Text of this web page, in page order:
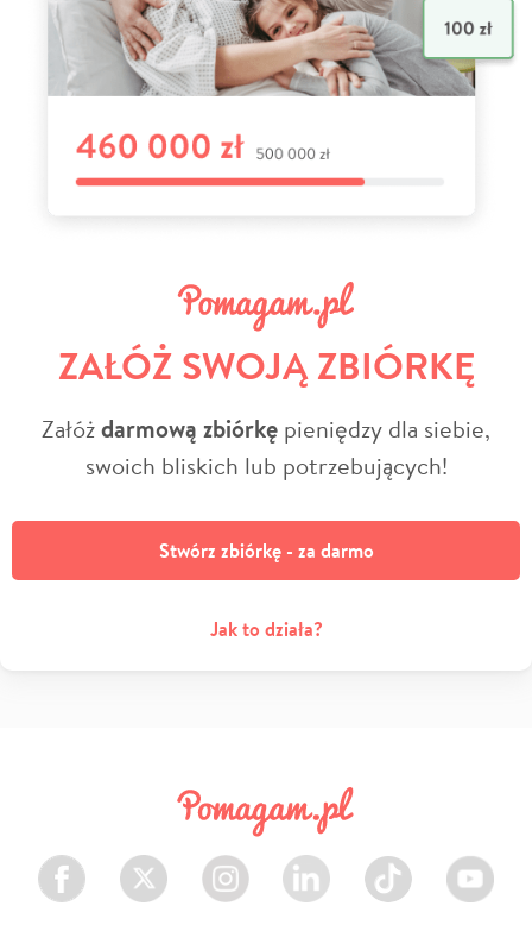
ZAŁÓŻ SWOJĄ ZBIÓRKĘ
Załóżdarmową zbiórkę pieniędzy dla siebie,
swoich bliskich lub potrzebujących!
Stwórz zbiórkę - za darmo
Jak to działa?
Facebook Twitter Instagram LinkedIn TikTok Youtube